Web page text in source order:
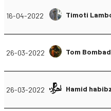
16-04-2022 Timoti
26-03-2022 Tom
26-03-2022 Hamid